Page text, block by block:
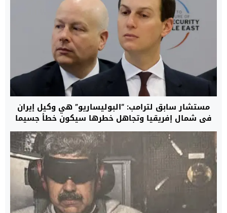
مستشار سابق لترامب: “البوليساريو” هي وكيل إيران
في شمال إفريقيا وتجاهل خطرها سيكون خطأ جسيما